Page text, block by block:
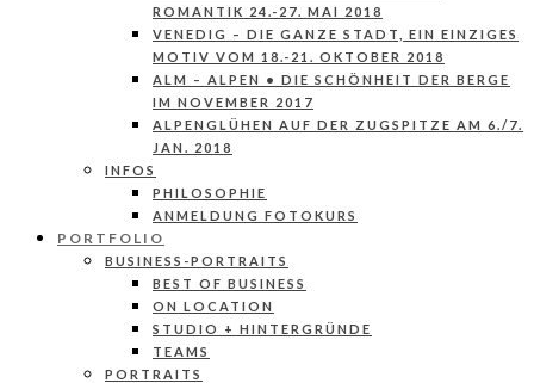
ROMANTIK 24.-27. MAI 2018
VENEDIG – DIE GANZE STADT, EIN EINZIGES
MOTIV VOM 18.-21. OKTOBER 2018
ALM – ALPEN • DIE SCHÖNHEIT DER BERGE
IM NOVEMBER 2017
ALPENGLÜHEN AUF DER ZUGSPITZE AM 6./7.
JAN. 2018
INFOS
PHILOSOPHIE
ANMELDUNG FOTOKURS
PORTFOLIO
BUSINESS-PORTRAITS
BEST OF BUSINESS
ON LOCATION
STUDIO + HINTERGRÜNDE
TEAMS
PORTRAITS